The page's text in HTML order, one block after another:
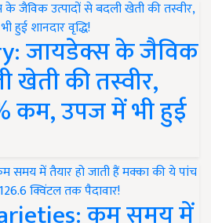
जायडेक्स के जैविक
खेती की तस्वीर,
कम, उपज में भी हुई